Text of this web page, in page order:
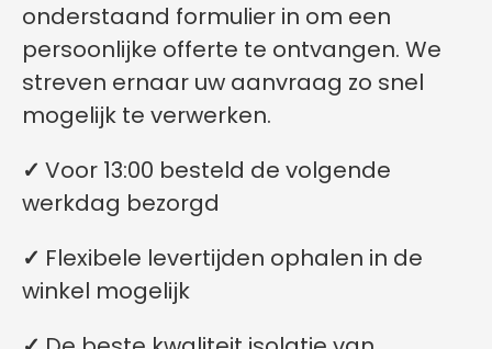
onderstaand formulier in om een
persoonlijke offerte te ontvangen. We
streven ernaar uw aanvraag zo snel
mogelijk te verwerken.
✓ Voor 13:00 besteld de volgende
werkdag bezorgd
✓ Flexibele levertijden ophalen in de
winkel mogelijk